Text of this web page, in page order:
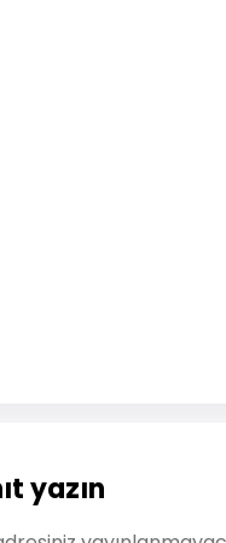
yazın